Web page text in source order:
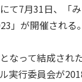
て7月31日、「
」が開催される。
なって結成され
実行委員会が